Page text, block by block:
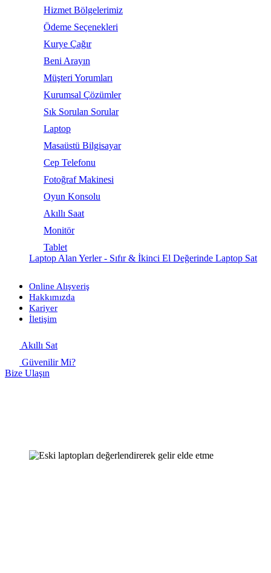
Hizmet Bölgelerimiz
Ödeme Seçenekleri
Kurye Çağır
Beni Arayın
Müşteri Yorumları
Kurumsal Çözümler
Sık Sorulan Sorular
Laptop
Masaüstü Bilgisayar
Cep Telefonu
Fotoğraf Makinesi
Oyun Konsolu
Akıllı Saat
Monitör
Tablet
Laptop Alan Yerler - Sıfır & İkinci El Değerinde Laptop Sat
Online Alışveriş
Hakkımızda
Kariyer
İletişim
Akıllı Sat
Güvenilir Mi?
Bize Ulaşın